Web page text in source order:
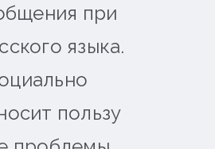
при
языка.
пользу